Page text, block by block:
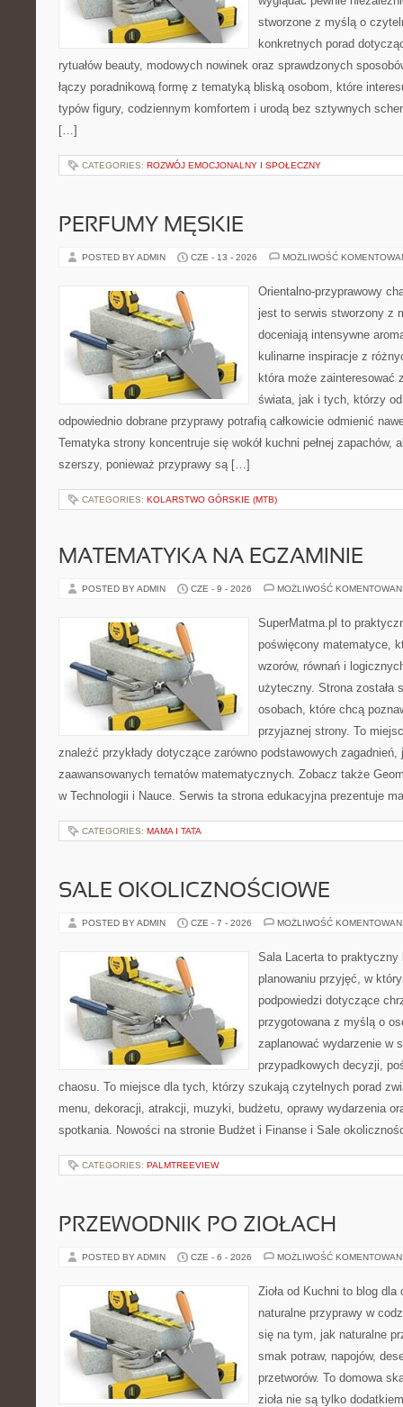
stworzone z myślą o
konkretnych porad
rytuałów beauty, modowych nowinek oraz sprawdzonych
łączy poradnikową formę z tematyką bliską osobom, które
typów figury, codziennym komfortem i urodą bez sztywnych
[…]
CATEGORIES: ROZWÓJ EMOCJONALNY I SPOŁECZNY
PERFUMY MĘSKIE
POSTED BY ADMIN CZE - 13 - 2026 MOŻLIWOŚĆ
Orientalno-przyprawowy
jest to serwis stworzony z
doceniają intensywne
kulinarne inspiracje z
która może zainteresować
świata, jak i tych, którzy
odpowiednio dobrane przyprawy potrafią całkowicie odmienić
Tematyka strony koncentruje się wokół kuchni pełnej zapachów,
szerszy, ponieważ przyprawy są […]
CATEGORIES: KOLARSTWO GÓRSKIE (MTB)
MATEMATYKA NA EGZAMINIE
POSTED BY ADMIN CZE - 9 - 2026 MOŻLIWOŚĆ
SuperMatma.pl to
poświęcony matematyce,
wzorów, równań i
użyteczny. Strona została
osobach, które chcą
przyjaznej strony. To
znaleźć przykłady dotyczące zarówno podstawowych zagadnień,
zaawansowanych tematów matematycznych. Zobacz także
w Technologii i Nauce. Serwis ta strona edukacyjna prezentuje
CATEGORIES: MAMA I TATA
SALE OKOLICZNOŚCIOWE
POSTED BY ADMIN CZE - 7 - 2026 MOŻLIWOŚĆ
Sala Lacerta to praktyczny
planowaniu przyjęć, w
podpowiedzi dotyczące
przygotowana z myślą o
zaplanować wydarzenie w
przypadkowych decyzji,
chaosu. To miejsce dla tych, którzy szukają czytelnych porad
menu, dekoracji, atrakcji, muzyki, budżetu, oprawy wydarzenia
spotkania. Nowości na stronie Budżet i Finanse i Sale
CATEGORIES: PALMTREEVIEW
PRZEWODNIK PO ZIOŁACH
POSTED BY ADMIN CZE - 6 - 2026 MOŻLIWOŚĆ
Zioła od Kuchni to blog
naturalne przyprawy w
się na tym, jak naturalne
smak potraw, napojów,
przetworów. To domowa
zioła nie są tylko